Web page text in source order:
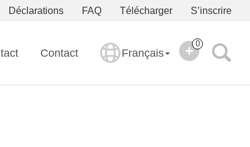
S’inscrire
Télécharger
FAQ
Déclarations
Contact Français
0